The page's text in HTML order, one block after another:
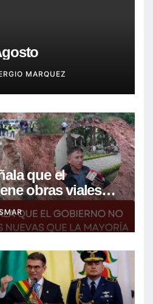
MARQUEZ
que el
obras viales
son de la